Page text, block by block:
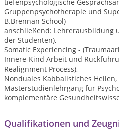
Gruppenpsychotherapie und
B.Brennan School)
anschließend: Lehrerausbildung
der Studenten),
Somatic Experiencing -
Innere-Kind Arbeit und
Realignment Process),
Nonduales Kabbalistiches Heilen,
Masterstudienlehrgang für
komplementäre
Qualifikationen und